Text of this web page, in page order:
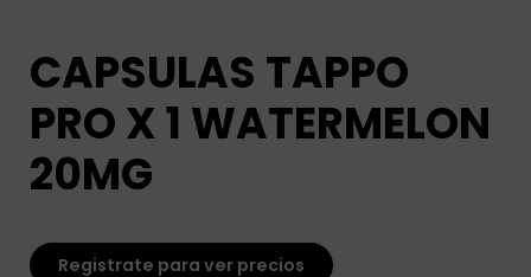
CAPSULAS TAPPO
PRO X 1 WATERMELON
20MG
Registrate para ver precios